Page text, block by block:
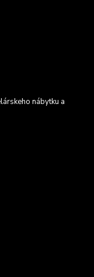
nábytku a